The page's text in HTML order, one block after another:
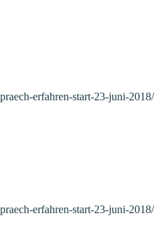
erfahren-start-23-juni-2018/
erfahren-start-23-juni-2018/